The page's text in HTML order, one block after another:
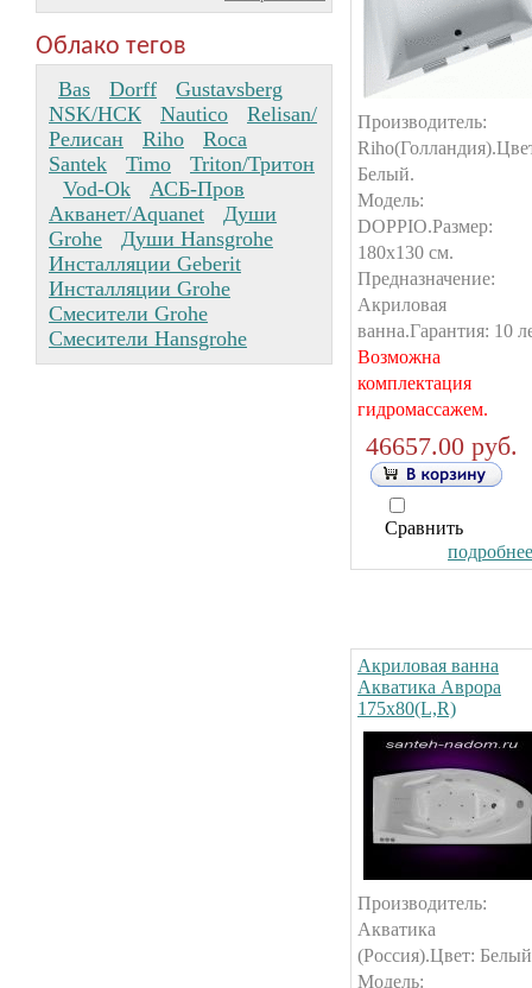
Облако тегов
Bas Dorff
Gustavsberg
NSK/НСК
Nautico
Relisan/
Релисан
Riho
Roca
Santek
Timo
Triton/Тритон
Vod-Ok
АСБ-Пров
Акванет/Aquanet
Души
Grohe
Души Hansgrohe
Инсталляции Geberit
Инсталляции Grohe
Смесители Grohe
Смесители Hansgrohe
Производитель:
Белый.
Модель:
DOPPIO.Размер:
180х130 см.
Предназначение:
Акриловая
ванна.Гарантия: 10
Возможна
комплектация
гидромассажем.
46657.00 руб.
Сравнить
Акриловая ванна
Акватика Аврора
175х80(L,R)
Производитель:
Акватика
(Россия).Цвет:
Модель: